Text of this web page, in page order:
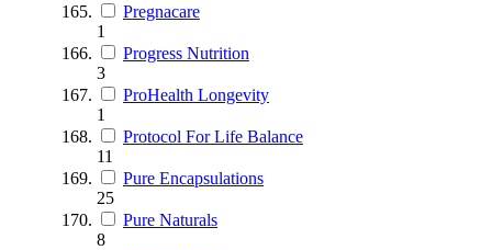
Pregnacare
1
Progress Nutrition
3
ProHealth Longevity
1
Protocol For Life Balance
11
Pure Encapsulations
25
Pure Naturals
8